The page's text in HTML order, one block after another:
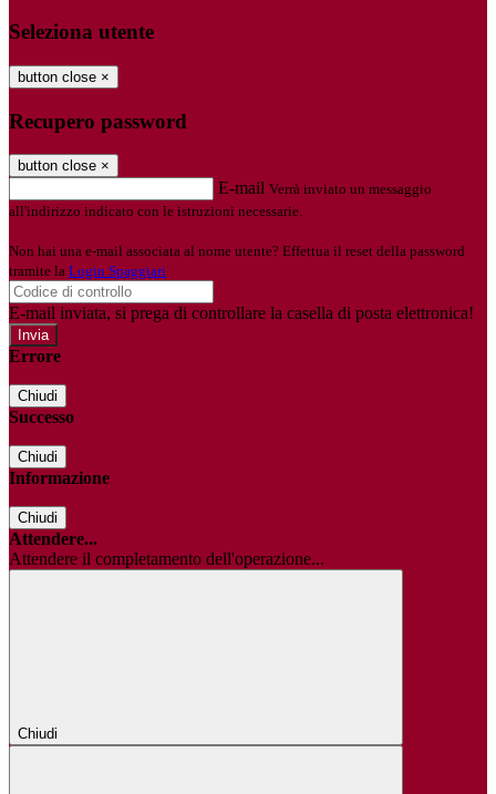
Seleziona utente
button close ×
Recupero password
button close ×
E-mail Verrà inviato un messaggio
all'indirizzo indicato con le istruzioni necessarie.
Non hai una e-mail associata al nome utente? Effettua il reset della password
tramite la Login Spaggiari
E-mail inviata, si prega di controllare la casella di posta elettronica!
Errore
Chiudi
Successo
Chiudi
Informazione
Chiudi
Attendere...
Attendere il completamento dell'operazione...
Chiudi